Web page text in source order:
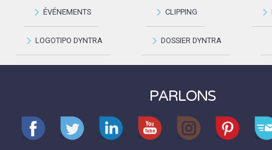
ÉVÉNEMENTS CLIPPING
LOGOTIPO DYNTRA DOSSIER DYNTRA
PARLONS